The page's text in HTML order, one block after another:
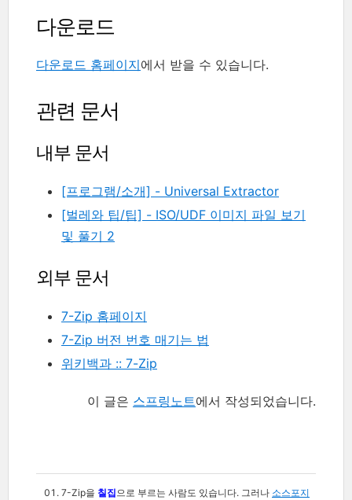
다운로드
다운로드 홈페이지에서 받을 수 있습니다.
관련 문서
내부 문서
[프로그램/소개] - Universal Extractor
[벌레와 팁/팁] - ISO/UDF 이미지 파일 보기
및 풀기 2
외부 문서
7-Zip 홈페이지
7-Zip 버전 번호 매기는 법
위키백과 :: 7-Zip
이 글은 스프링노트에서 작성되었습니다.
7-Zip을 칠집으로 부르는 사람도 있습니다. 그러나 소스포지